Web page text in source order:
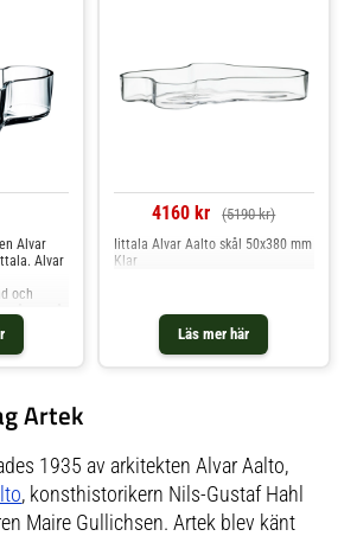
Alvar
Alvar
och
idag
som
är en
vaser,
matchar
Shoppa
&
Design.
4160 kr (5190 kr)
Läs mer här
Iittala Alvar Aalto skål 50x380 mm
Klar
Artek
1935 av arkitekten Alvar Aalto,
, konsthistorikern Nils-Gustaf Hahl
Maire Gullichsen. Artek blev känt